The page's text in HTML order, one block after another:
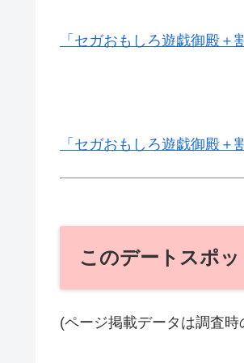
「セガおもしろ遊戯御殿＋
「セガおもしろ遊戯御殿＋
このデートスポ
(ページ掲載データは調査